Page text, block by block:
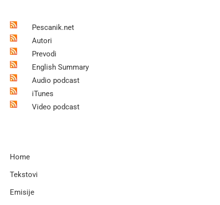
Pescanik.net
Autori
Prevodi
English Summary
Audio podcast
iTunes
Video podcast
Home
Tekstovi
Emisije